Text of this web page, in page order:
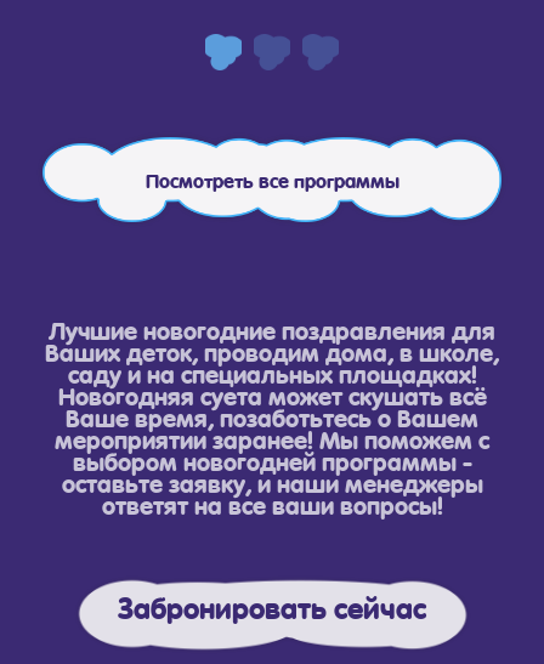
Посмотреть все программы
Лучшие новогодние поздравления для
Ваших деток, проводим дома, в школе,
саду и на специальных площадках!
Новогодняя суета может скушать всё
Ваше время, позаботьтесь о Вашем
мероприятии заранее! Мы поможем с
выбором новогодней программы -
оставьте заявку, и наши менеджеры
ответят на все ваши вопросы!
Забронировать сейчас